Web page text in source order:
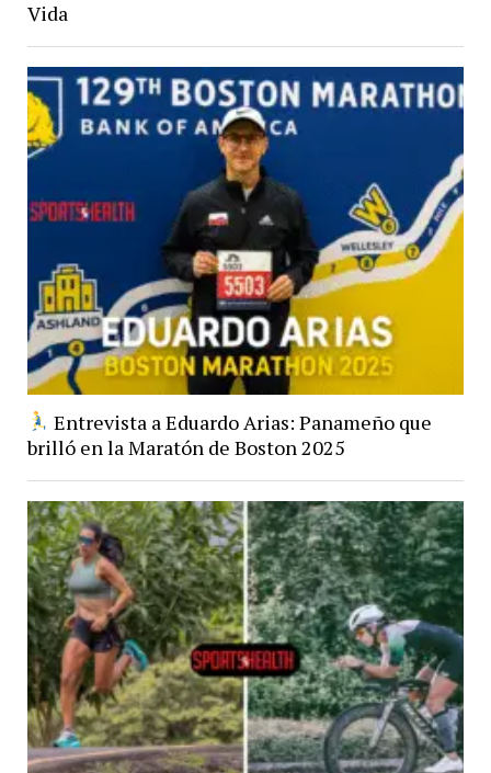
Vida
Entrevista a Eduardo Arias: Panameño que
brilló en la Maratón de Boston 2025